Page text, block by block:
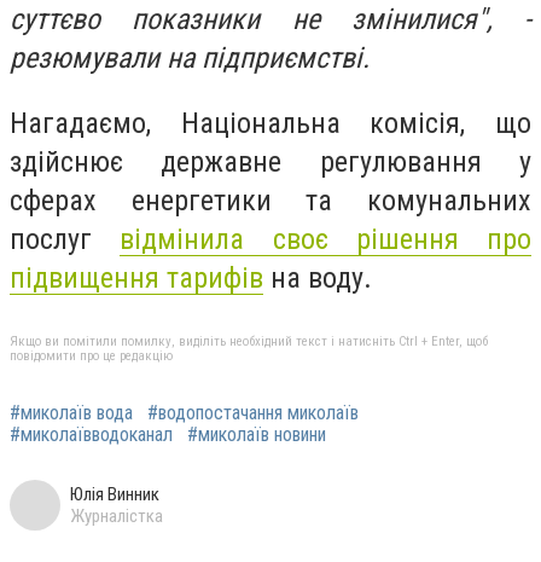
суттєво показники не змінилися", -
резюмували на підприємстві.
Нагадаємо, Національна комісія, що
здійснює державне регулювання у
сферах енергетики та комунальних
послуг відмінила своє рішення про
підвищення тарифів на воду.
Якщо ви помітили помилку, виділіть необхідний текст і натисніть Ctrl + Enter, щоб
повідомити про це редакцію
#миколаїв вода
#водопостачання миколаїв
#миколаївводоканал
#миколаїв новини
Юлія Винник
Журналістка